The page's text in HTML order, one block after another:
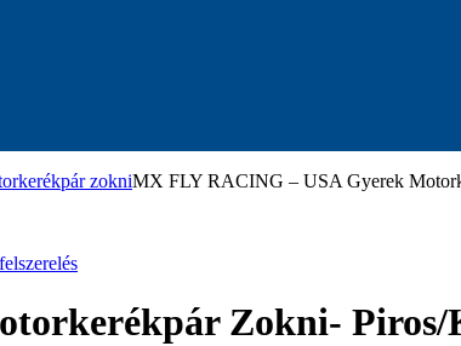
zokniMX FLY RACING – USA Gyerek
Zokni- Piros/